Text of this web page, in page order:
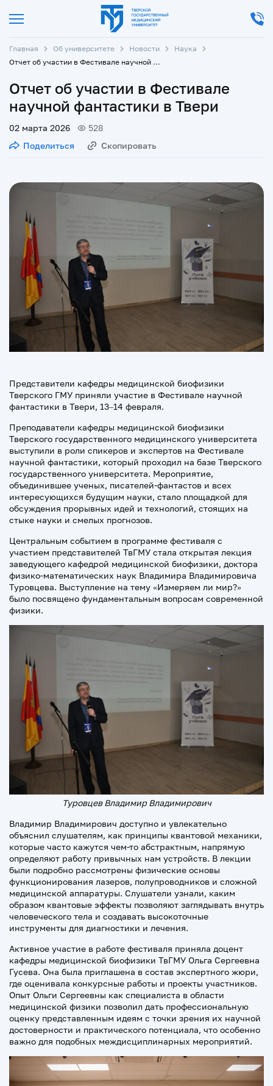
Главная Об университете Новости
Наука
Отчет об участии в Фестивале научной фантастики в Твери
Отчет об участии в Фестивале
научной фантастики в Твери
02 марта 2026
528
Поделиться
Скопировать
Представители кафедры медицинской биофизики
Тверского ГМУ приняли участие в Фестивале научной
фантастики в Твери, 13–14 февраля.
Преподаватели кафедры медицинской биофизики
Тверского государственного медицинского университета
выступили в роли спикеров и экспертов на Фестивале
научной фантастики, который проходил на базе Тверского
государственного университета. Мероприятие,
объединившее ученых, писателей-фантастов и всех
интересующихся будущим науки, стало площадкой для
обсуждения прорывных идей и технологий, стоящих на
стыке науки и смелых прогнозов.
Центральным событием в программе фестиваля с
участием представителей ТвГМУ стала открытая лекция
заведующего кафедрой медицинской биофизики, доктора
физико-математических наук Владимира Владимировича
Туровцева. Выступление на тему «Измеряем ли мир?»
было посвящено фундаментальным вопросам современной
физики.
Туровцев Владимир Владимирович
Владимир Владимирович доступно и увлекательно
объяснил слушателям, как принципы квантовой механики,
которые часто кажутся чем-то абстрактным, напрямую
определяют работу привычных нам устройств. В лекции
были подробно рассмотрены физические основы
функционирования лазеров, полупроводников и сложной
медицинской аппаратуры. Слушатели узнали, каким
образом квантовые эффекты позволяют заглядывать внутрь
человеческого тела и создавать высокоточные
инструменты для диагностики и лечения.
Активное участие в работе фестиваля приняла доцент
кафедры медицинской биофизики ТвГМУ Ольга Сергеевна
Гусева. Она была приглашена в состав экспертного жюри,
где оценивала конкурсные работы и проекты участников.
Опыт Ольги Сергеевны как специалиста в области
медицинской физики позволил дать профессиональную
оценку представленным идеям с точки зрения их научной
достоверности и практического потенциала, что особенно
важно для подобных междисциплинарных мероприятий.